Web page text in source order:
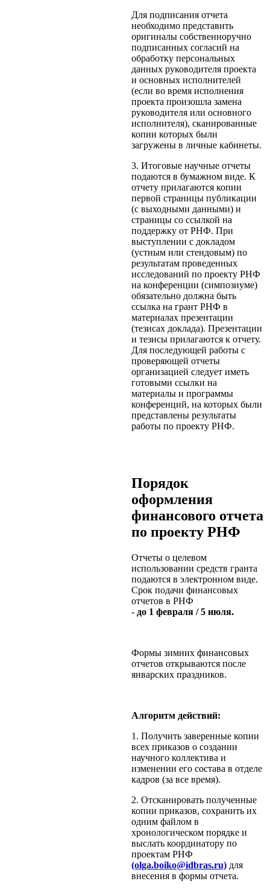
Для подписания отчета
необходимо представить
оригиналы собственноручно
подписанных согласий на
обработку персональных
данных руководителя проекта
и основных исполнителей
(если во время исполнения
проекта произошла замена
руководителя или основного
исполнителя), сканированные
копии которых были
загружены в личные кабинеты.
3. Итоговые научные отчеты
подаются в бумажном виде. К
отчету прилагаются копии
первой страницы публикации
(с выходными данными) и
страницы со ссылкой на
поддержку от РНФ. При
выступлении с докладом
(устным или стендовым) по
результатам проведенных
исследований по проекту РНФ
на конференции (симпозиуме)
обязательно должна быть
ссылка на грант РНФ в
материалах презентации
(тезисах доклада). Презентации
и тезисы прилагаются к отчету.
Для последующей работы с
проверяющей отчеты
организацией следует иметь
готовыми ссылки на
материалы и программы
конференций, на которых были
представлены результаты
работы по проекту РНФ.
Порядок
оформления
финансового отчета
по проекту РНФ
Отчеты о целевом
использовании средств гранта
подаются в электронном виде.
Срок подачи финансовых
отчетов в РНФ
- до 1 февраля / 5 июля.
Формы зимних финансовых
отчетов открываются после
январских праздников.
Алгоритм действий:
1. Получить заверенные копии
всех приказов о создании
научного коллектива и
изменении его состава в отделе
кадров (за все время).
2. Отсканировать полученные
копии приказов, сохранить их
одним файлом в
хронологическом порядке и
выслать координатору по
проектам РНФ
(olga.boiko@idbras.ru) для
внесения в формы отчета.